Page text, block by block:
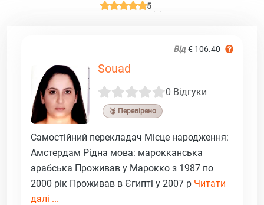
5
Від € 106.40
Souad
0 Відгуки
🥉 Перевірено
Самостійний перекладач Місце народження:
Амстердам Рідна мова: марокканська
арабська Проживав у Марокко з 1987 по
2000 рік Проживав в Єгипті у 2007 р Читати
далі ...